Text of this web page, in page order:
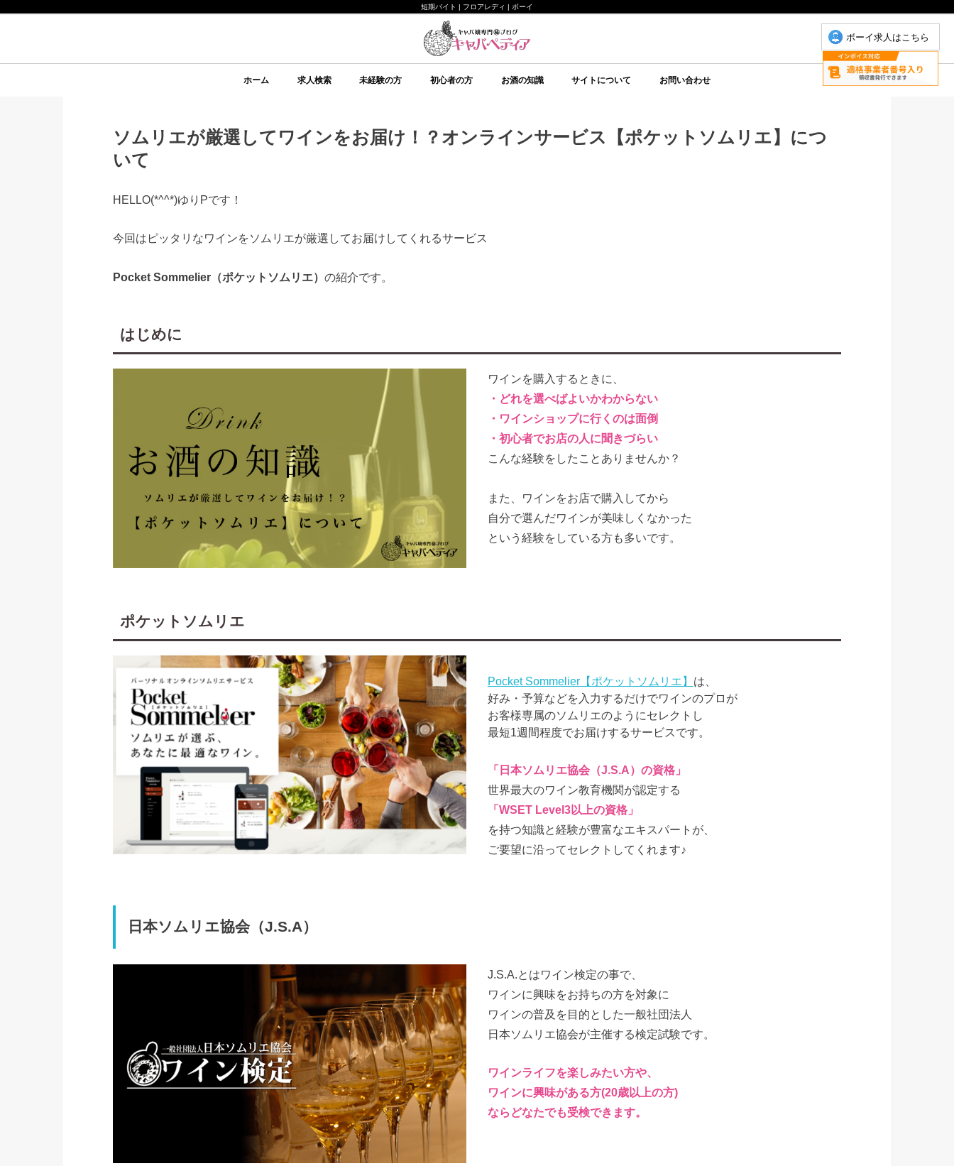
短期バイト | フロアレディ | ボーイ
ボーイ求人はこちら
ホーム 求人検索 未経験の方 初心者の方 お酒の知識 サイトについて お問い合わせ
ソムリエが厳選してワインをお届け！？オンラインサービス【ポケットソムリエ】につ
いて
HELLO(*^^*)ゆりPです！
今回はピッタリなワインをソムリエが厳選してお届けしてくれるサービス
Pocket Sommelier（ポケットソムリエ） の紹介です。
はじめに
ワインを購入するときに、
・どれを選べばよいかわからない
・ワインショップに行くのは面倒
・初心者でお店の人に聞きづらい
こんな経験をしたことありませんか？
また、ワインをお店で購入してから
自分で選んだワインが美味しくなかった
という経験をしている方も多いです。
ポケットソムリエ
Pocket Sommelier【ポケットソムリエ】 は、
好み・予算などを入力するだけでワインのプロが
お客様専属のソムリエのようにセレクトし
最短1週間程度でお届けするサービスです。
「日本ソムリエ協会（J.S.A）の資格」
世界最大のワイン教育機関が認定する
「WSET Level3以上の資格」
を持つ知識と経験が豊富なエキスパートが、
ご要望に沿ってセレクトしてくれます♪
日本ソムリエ協会（J.S.A）
J.S.A.とはワイン検定の事で、
ワインに興味をお持ちの方を対象に
ワインの普及を目的とした一般社団法人
日本ソムリエ協会が主催する検定試験です。
ワインライフを楽しみたい方や、
ワインに興味がある方(20歳以上の方)
ならどなたでも受検できます。